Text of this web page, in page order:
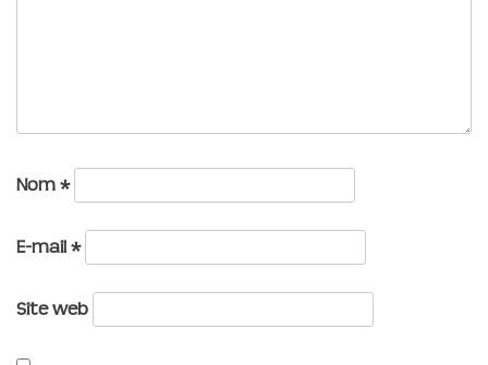
Nom *
E-mail *
Site web